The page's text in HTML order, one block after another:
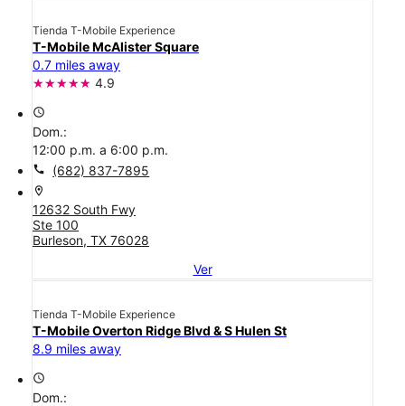
Tienda T-Mobile Experience
T-Mobile McAlister Square
0.7 miles away
4.9
access_time
Dom.:
12:00 p.m. a 6:00 p.m.
call (682) 837-7895
location_on
12632 South Fwy
Ste 100
Burleson, TX 76028
Ver
Tienda T-Mobile Experience
T-Mobile Overton Ridge Blvd & S Hulen St
8.9 miles away
access_time
Dom.: